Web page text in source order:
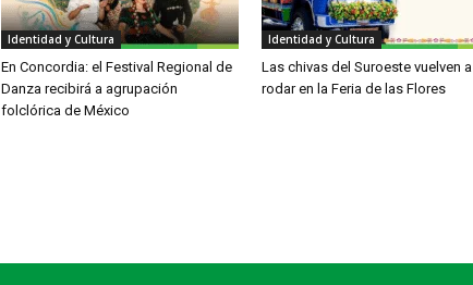
Identidad y Cultura
En Concordia: el Festival Regional de
Danza recibirá a agrupación
folclórica de México
Identidad y Cultura
Las chivas del Suroeste vuelven a
rodar en la Feria de las Flores